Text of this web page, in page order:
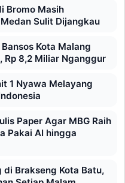
Bromo Masih
Sulit Dijangkau
Kota Malang
Rp 8,2 Miliar Nganggur
1 Nyawa Melayang
Paper Agar MBG Raih
Pakai AI hingga
di Brakseng Kota Batu,